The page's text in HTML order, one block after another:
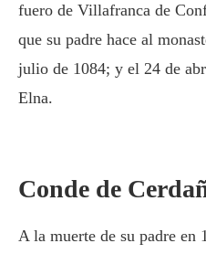
fuero de Villafranca de
que su padre hace al
julio de 1084; y el 24 de
Elna.
Conde de
A la muerte de su padre en